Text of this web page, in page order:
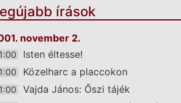
írások
november 2.
Isten éltesse!
Közelharc a placcokon
Vajda János: Őszi tájék